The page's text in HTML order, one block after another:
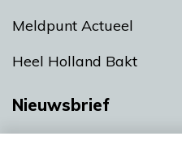
Meldpunt Actueel
Heel Holland Bakt
Nieuwsbrief